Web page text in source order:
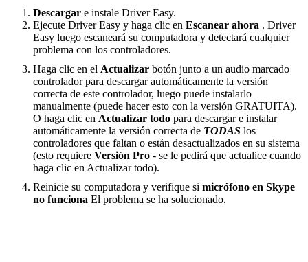
Descargar e instale Driver Easy.
Ejecute Driver Easy y haga clic en Escanear ahora . Driver
Easy luego escaneará su computadora y detectará cualquier
problema con los controladores.
Haga clic en el Actualizar botón junto a un audio marcado
controlador para descargar automáticamente la versión
correcta de este controlador, luego puede instalarlo
manualmente (puede hacer esto con la versión GRATUITA).
O haga clic en Actualizar todo para descargar e instalar
automáticamente la versión correcta de TODAS los
controladores que faltan o están desactualizados en su sistema
(esto requiere Versión Pro - se le pedirá que actualice cuando
haga clic en Actualizar todo).
Reinicie su computadora y verifique si micrófono en Skype
no funciona El problema se ha solucionado.